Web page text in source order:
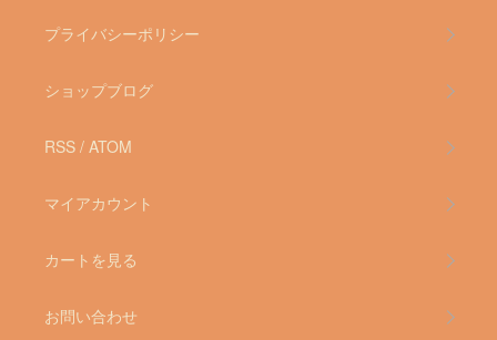
プライバシーポリシー
ショップブログ
RSS / ATOM
マイアカウント
カートを見る
お問い合わせ